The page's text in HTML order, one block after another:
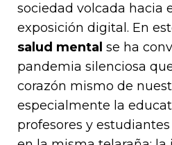
sociedad volcada hacia
exposición digital. En
salud mental se ha
pandemia silenciosa
corazón mismo de
especialmente la
profesores y